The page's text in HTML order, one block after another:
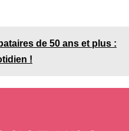
de 50 ans et plus :
!